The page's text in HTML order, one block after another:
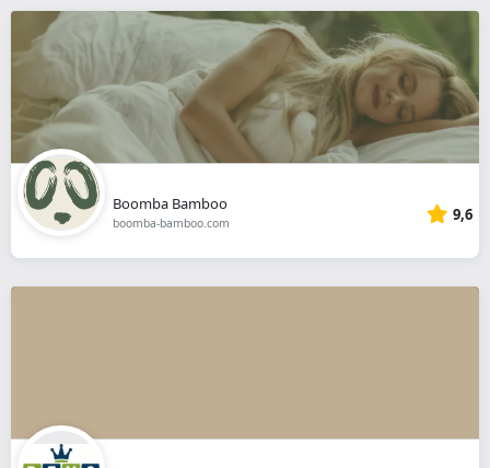
Boomba Bamboo
boomba-bamboo.com 9,6